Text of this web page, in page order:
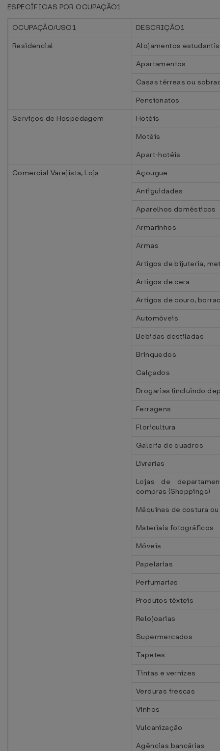
ESPECÍFICAS POR OCUPAÇÃO1
OCUPAÇÃO/USO1
DESCRIÇÃO1
Residencial
Alojamentos estudantis
Apartamentos
Casas térreas ou
Pensionatos
Serviços de Hospedagem
Hotéis
Motéis
Apart-hotéis
Comercial Varejista, Loja
Açougue
Antiguidades
Aparelhos domésticos
Armarinhos
Armas
Artigos de bijuteria,
Artigos de cera
Artigos de couro,
Automóveis
Bebidas destiladas
Brinquedos
Calçados
Drogarias (incluindo
Ferragens
Floricultura
Galeria de quadros
Livrarias
Lojas de
compras (Shoppings)
Máquinas de costura
Materiais fotográficos
Móveis
Papelarias
Perfumarias
Produtos têxteis
Relojoarias
Supermercados
Tapetes
Tintas e vernizes
Verduras frescas
Vinhos
Vulcanização
Agências bancárias